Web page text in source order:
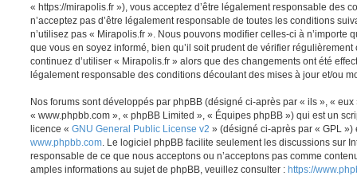
« https://mirapolis.fr »), vous acceptez d’être légalement responsable des
n’acceptez pas d’être légalement responsable de toutes les conditions
n’utilisez pas « Mirapolis.fr ». Nous pouvons modifier celles-ci à n’importe
que vous en soyez informé, bien qu’il soit prudent de vérifier
continuez d’utiliser « Mirapolis.fr » alors que des changements ont été
légalement responsable des conditions découlant des mises à jour et/ou
Nos forums sont développés par phpBB (désigné ci-après par « ils », «
« www.phpbb.com », « phpBB Limited », « Équipes phpBB ») qui est un
licence « GNU General Public License v2 » (désigné ci-après par « GPL
www.phpbb.com. Le logiciel phpBB facilite seulement les discussions sur
responsable de ce que nous acceptons ou n’acceptons pas comme
amples informations au sujet de phpBB, veuillez consulter : https://